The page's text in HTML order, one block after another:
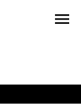
menu